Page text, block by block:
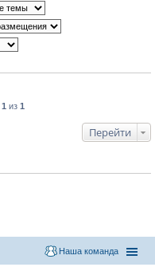
1 из 1
Перейти
Наша команда